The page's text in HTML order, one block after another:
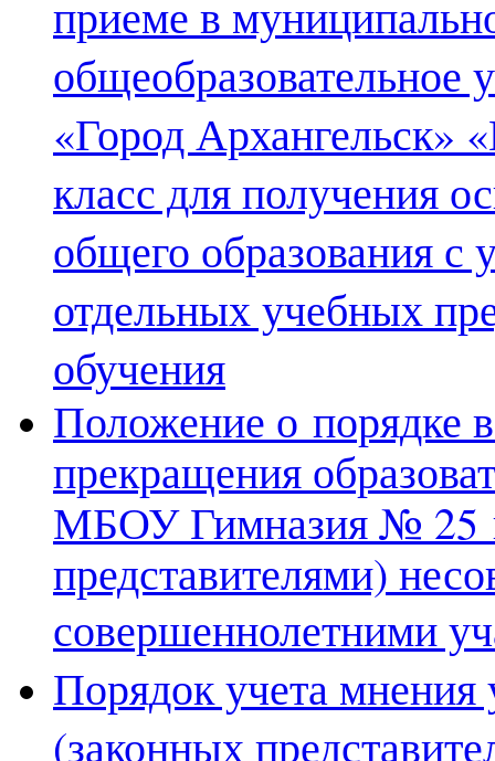
приеме в
общеобразовательное
«Город Архангельск»
класс для получения
общего образования с
отдельных учебных
обучения
Положение о порядке
прекращения
МБОУ Гимназия № 25
представителями)
совершеннолетними
Порядок учета
(законных